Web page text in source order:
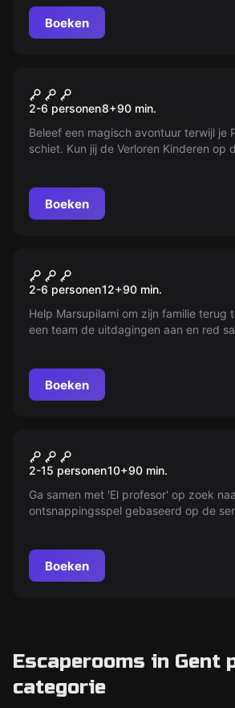
Boeken
Peter Pan: De
Schaduw
2-6 personen8+90 min.
Beleef een magisch avontuur terwijl je
schiet. Kun jij de Verloren Kinderen op
Boeken
Red Marsupilami!
2-6 personen12+90 min.
Help Marsupilami om zijn familie terug
een team de uitdagingen aan en red
Boeken
VR escape room
Papel
2-15 personen10+90 min.
Ga samen met 'El profesor' op zoek
ontsnappingsspel gebaseerd op de
Boeken
Escaperooms in Gent
categorie